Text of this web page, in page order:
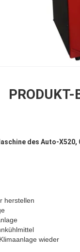
PRODUKT-
des Auto-
herstellen
wieder